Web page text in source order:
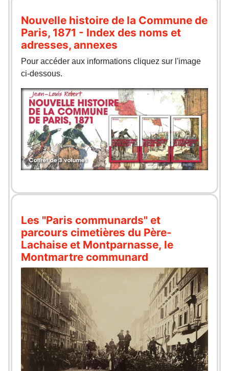
Nouvelle histoire de la Commune de
Paris, 1871 - Index des noms et
adresses, annexes
Pour accéder aux informations cliquez sur l'image
ci-dessous.
Les "Paris communards" et
parcours cimetières du Père-
Lachaise et Montparnasse, le
Montmartre communard